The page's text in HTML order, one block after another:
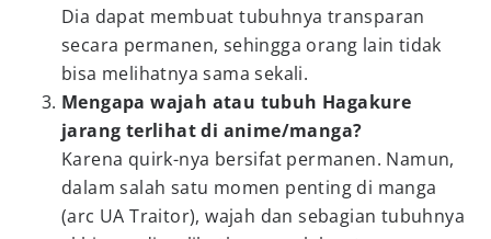
Dia dapat membuat tubuhnya transparan
secara permanen, sehingga orang lain tidak
bisa melihatnya sama sekali.
Mengapa wajah atau tubuh Hagakure
jarang terlihat di anime/manga?
Karena quirk-nya bersifat permanen. Namun,
dalam salah satu momen penting di manga
(arc UA Traitor), wajah dan sebagian tubuhnya